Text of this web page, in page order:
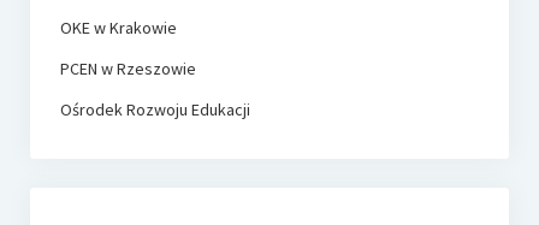
OKE w Krakowie
PCEN w Rzeszowie
Ośrodek Rozwoju Edukacji